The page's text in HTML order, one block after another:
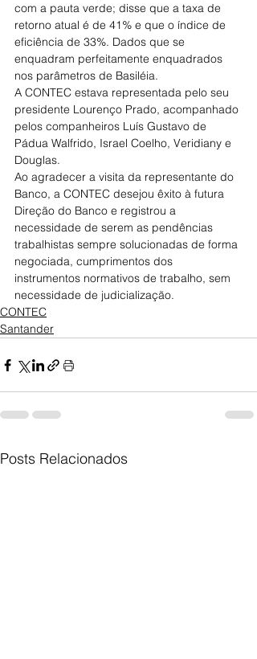
com a pauta verde; disse que a taxa de
retorno atual é de 41% e que o índice de
eficiência de 33%. Dados que se
enquadram perfeitamente enquadrados
nos parâmetros de Basiléia.
A CONTEC estava representada pelo seu
presidente Lourenço Prado, acompanhado
pelos companheiros Luís Gustavo de
Pádua Walfrido, Israel Coelho, Veridiany e
Douglas.
Ao agradecer a visita da representante do
Banco, a CONTEC desejou êxito à futura
Direção do Banco e registrou a
necessidade de serem as pendências
trabalhistas sempre solucionadas de forma
negociada, cumprimentos dos
instrumentos normativos de trabalho, sem
necessidade de judicialização.
CONTEC
Santander
Posts Relacionados